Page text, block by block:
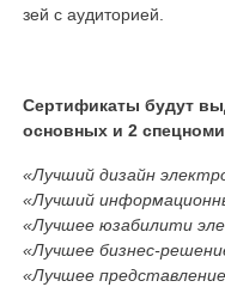
зей с аудиторией.
Сертификаты будут
основных и 2
«Лучший дизайн
«Лучший
«Лучшее юзабилити
«Лучшее бизнес-
«Лучшее